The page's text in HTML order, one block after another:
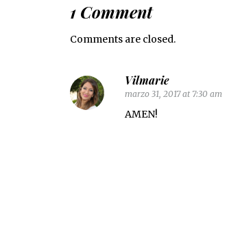
1 Comment
Comments are closed.
Vilmarie
marzo 31, 2017 at 7:30 am
AMEN!